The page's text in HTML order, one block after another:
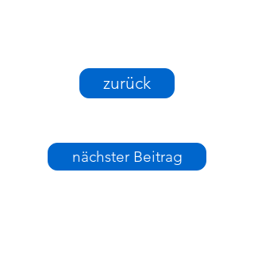
zurück
nächster Beitrag